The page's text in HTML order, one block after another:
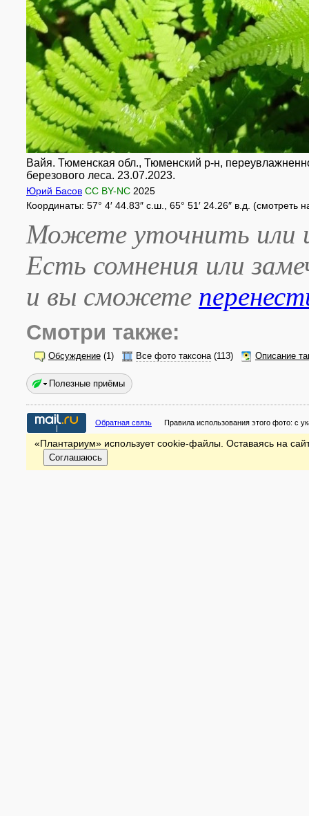
Вайя. Тюменская обл., Тюменский р-н,
березового леса. 23.07.2023.
Юрий Басов CC BY-NC 2025
Координаты: 57° 4′ 44.83″ с.ш., 65° 51′ 24.26″ в.д. (смотреть
Можете уточнить или
Есть сомнения или
и вы сможете
Смотри также:
Обсуждение (1) Все фото таксона(113) Описание
Полезные приёмы
Обратная связь Правила использования этого фото: с
«Плантариум» использует cookie-файлы. Оставаясь на
Соглашаюсь